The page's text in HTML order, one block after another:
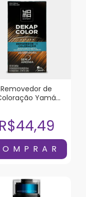
Removedor de
Yam
R$44,49